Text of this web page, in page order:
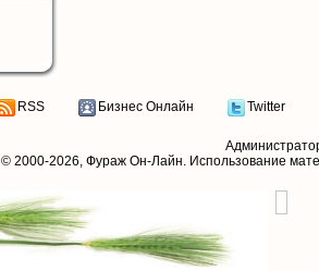
RSS Бизнес Онлайн Twitter
© 2000-2026, Фураж Он-Лайн. Использование